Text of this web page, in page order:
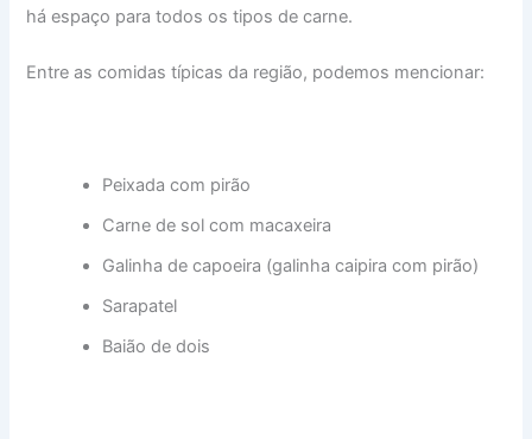
há espaço para todos os tipos de carne.
Entre as comidas típicas da região, podemos mencionar:
Peixada com pirão
Carne de sol com macaxeira
Galinha de capoeira (galinha caipira com pirão)
Sarapatel
Baião de dois